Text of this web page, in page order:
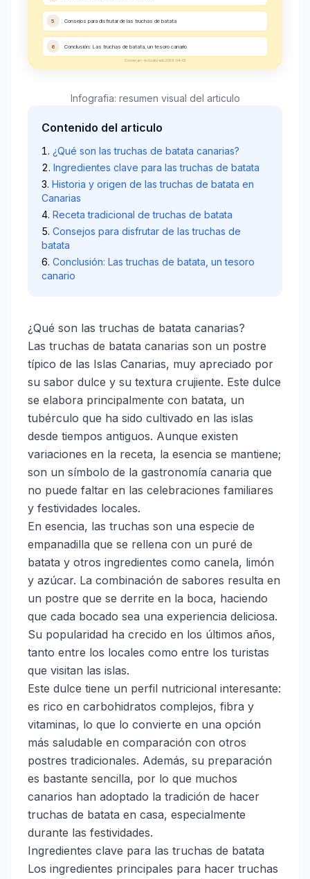
5 Consejos para disfrutar de las truchas de batata
6 Conclusión: Las truchas de batata, un tesoro canario
Comecan - Actualizado 2026-04-02
Infografia: resumen visual del articulo
Contenido del articulo
¿Qué son las truchas de batata canarias?
Ingredientes clave para las truchas de batata
Historia y origen de las truchas de batata en
Canarias
Receta tradicional de truchas de batata
Consejos para disfrutar de las truchas de
batata
Conclusión: Las truchas de batata, un tesoro
canario
¿Qué son las truchas de batata canarias?
Las truchas de batata canarias son un postre
típico de las Islas Canarias, muy apreciado por
su sabor dulce y su textura crujiente. Este dulce
se elabora principalmente con batata, un
tubérculo que ha sido cultivado en las islas
desde tiempos antiguos. Aunque existen
variaciones en la receta, la esencia se mantiene;
son un símbolo de la gastronomía canaria que
no puede faltar en las celebraciones familiares
y festividades locales.
En esencia, las truchas son una especie de
empanadilla que se rellena con un puré de
batata y otros ingredientes como canela, limón
y azúcar. La combinación de sabores resulta en
un postre que se derrite en la boca, haciendo
que cada bocado sea una experiencia deliciosa.
Su popularidad ha crecido en los últimos años,
tanto entre los locales como entre los turistas
que visitan las islas.
Este dulce tiene un perfil nutricional interesante:
es rico en carbohidratos complejos, fibra y
vitaminas, lo que lo convierte en una opción
más saludable en comparación con otros
postres tradicionales. Además, su preparación
es bastante sencilla, por lo que muchos
canarios han adoptado la tradición de hacer
truchas de batata en casa, especialmente
durante las festividades.
Ingredientes clave para las truchas de batata
Los ingredientes principales para hacer truchas